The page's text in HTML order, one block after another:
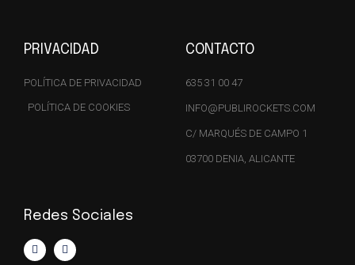
PRIVACIDAD
POLÍTICA DE PRIVACIDAD
POLÍTICA DE COOKIES
CONTACTO
635 31 00 47
INFO@PUBLIROCKETS.COM
C/ MARQUÉS DE CAMPO 1
03700 DENIA, ALICANTE
Redes Sociales